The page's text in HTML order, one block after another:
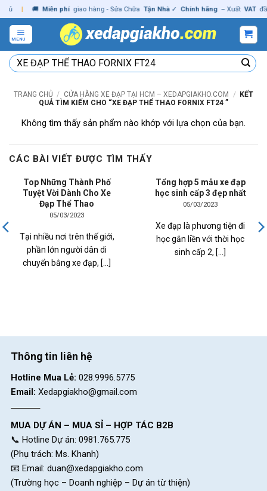
Skip
to
content
| 🚚 Miễn phí giao hàng - Sửa Chữa Tận Nhà ✓ Chính hãng – Xuất VAT đầy
MENU
Tìm
kiếm:
TRANG CHỦ / CỬA HÀNG XE ĐẠP TẠI HCM – XEDAPGIAKHO.COM /
KẾT
QUẢ TÌM KIẾM CHO “XE ĐẠP THỂ THAO FORNIX FT24 ”
Không tìm thấy sản phẩm nào khớp với lựa chọn của bạn.
CÁC BÀI VIẾT ĐƯỢC TÌM THẤY
Top Những Thành Phố
Tuyệt Vời Dành Cho Xe
Đạp Thể Thao
05/03/2023
Tại nhiều nơi trên thế giới,
phần lớn người dân di
chuyển bằng xe đạp, [...]
Tổng hợp 5 mẫu xe đạp
học sinh cấp 3 đẹp nhất
05/03/2023
Xe đạp là phương tiện đi
học gắn liền với thời học
sinh cấp 2, [...]
Thông tin liên hệ
Hotline Mua Lẻ: 028.9996.5775
Email: Xedapgiakho@gmail.com
MUA DỰ ÁN – MUA SỈ – HỢP TÁC B2B
📞 Hotline Dự án: 0981.765.775
(Phụ trách: Ms. Khanh)
📧 Email: duan@xedapgiakho.com
(Trường học – Doanh nghiệp – Dự án từ thiện)